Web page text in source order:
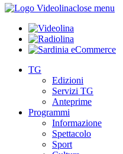
close menu
TG
Edizioni
Servizi TG
Anteprime
Programmi
Informazione
Spettacolo
Sport